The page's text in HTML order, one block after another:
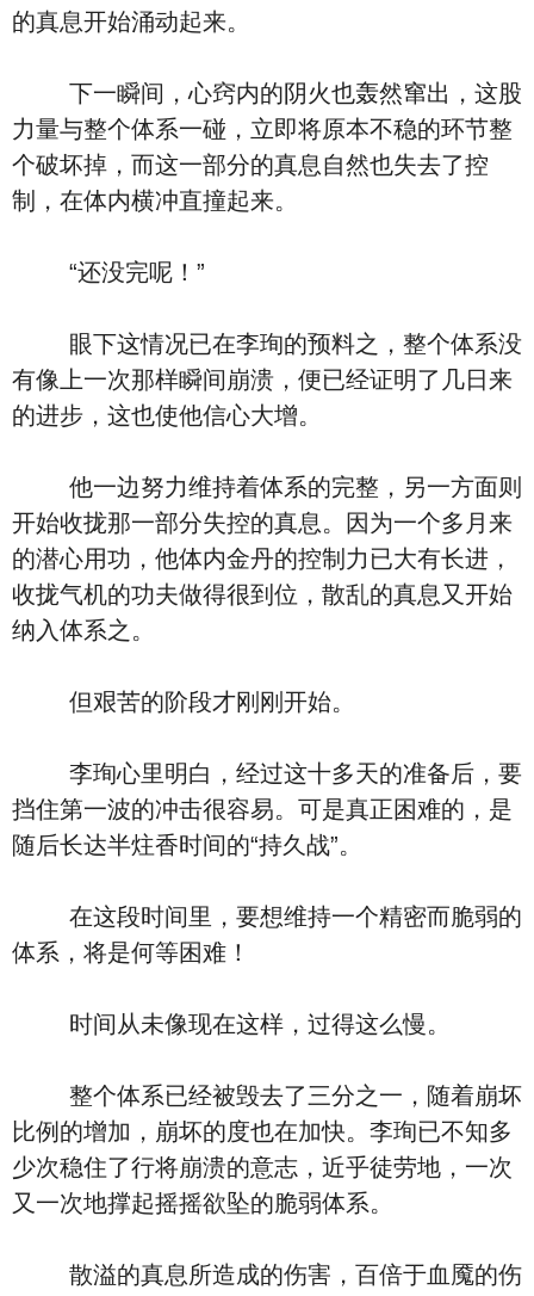
的真息开始涌动起来。
下一瞬间，心窍内的阴火也轰然窜出，这股
力量与整个体系一碰，立即将原本不稳的环节整
个破坏掉，而这一部分的真息自然也失去了控
制，在体内横冲直撞起来。
“还没完呢！”
眼下这情况已在李珣的预料之，整个体系没
有像上一次那样瞬间崩溃，便已经证明了几日来
的进步，这也使他信心大增。
他一边努力维持着体系的完整，另一方面则
开始收拢那一部分失控的真息。因为一个多月来
的潜心用功，他体内金丹的控制力已大有长进，
收拢气机的功夫做得很到位，散乱的真息又开始
纳入体系之。
但艰苦的阶段才刚刚开始。
李珣心里明白，经过这十多天的准备后，要
挡住第一波的冲击很容易。可是真正困难的，是
随后长达半炷香时间的“持久战”。
在这段时间里，要想维持一个精密而脆弱的
体系，将是何等困难！
时间从未像现在这样，过得这么慢。
整个体系已经被毁去了三分之一，随着崩坏
比例的增加，崩坏的度也在加快。李珣已不知多
少次稳住了行将崩溃的意志，近乎徒劳地，一次
又一次地撑起摇摇欲坠的脆弱体系。
散溢的真息所造成的伤害，百倍于血魇的伤